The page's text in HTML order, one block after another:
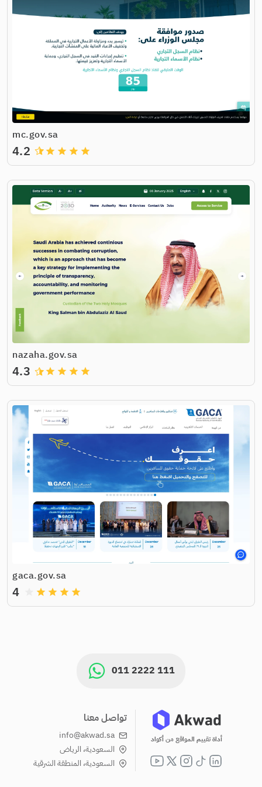
mc.gov.sa
grade
grade
grade
grade
4.2
nazaha.gov.sa
grade
grade
grade
grade
4.3
gaca.gov.sa
grade
grade
grade
grade
4
011 2222 111
أداة تقييم المواقع من أكواد
تواصل معنا
info@akwad.sa
السعودية، الرياض
السعودية، المنطقة الشرقية